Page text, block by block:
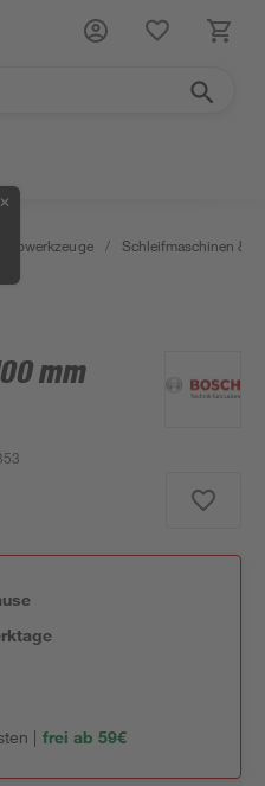
✕
/ Schleifmaschinen &
mm
| frei ab 59€